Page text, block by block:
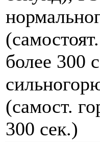
более 300
(самост.
300 сек.)